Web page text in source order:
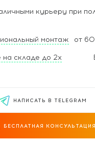
курьеру при
монтаж от
на складе до 2х
НАПИСАТЬ В TELEGRAM
БЕСПЛАТНАЯ КОНСУЛЬТАЦИЯ